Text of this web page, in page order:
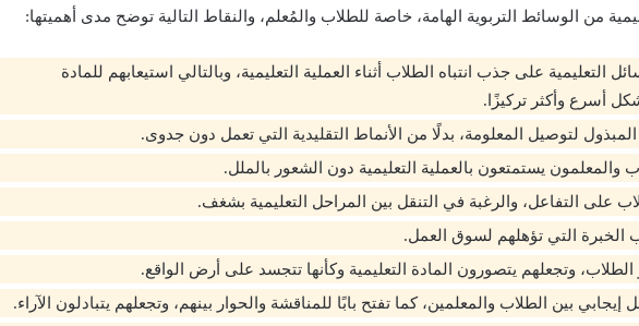
من الوسائط التربوية الهامة، خاصة للطلاب والمُعلم، والنقاط التالية توضح مدى أهميتها:
التعليمية على جذب انتباه الطلاب أثناء العملية التعليمية، وبالتالي استيعابهم للمادة
أسرع وأكثر تركيزًا.
لتوصيل المعلومة، بدلًا من الأنماط التقليدية التي تعمل دون جدوى.
والمعلمون يستمتعون بالعملية التعليمية دون الشعور بالملل.
على التفاعل، والرغبة في التنقل بين المراحل التعليمية بشغف.
الخبرة التي تؤهلهم لسوق العمل.
وتجعلهم يتصورون المادة التعليمية وكأنها تتجسد على أرض الواقع.
بين الطلاب والمعلمين، كما تفتح بابًا للمناقشة والحوار بينهم، وتجعلهم يتبادلون الآراء.